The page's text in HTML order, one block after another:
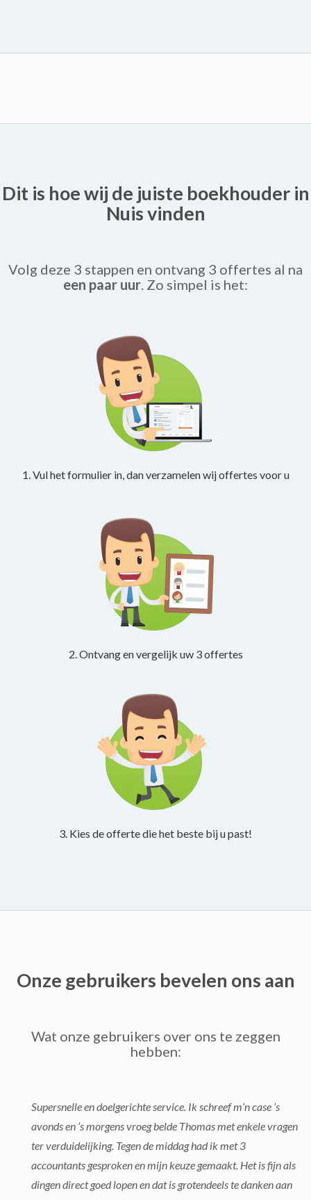
Dit is hoe wij de juiste boekhouder in
Nuis vinden
Volg deze 3 stappen en ontvang 3 offertes al na
een paar uur. Zo simpel is het:
1. Vul het formulier in, dan verzamelen wij offertes voor u
2. Ontvang en vergelijk uw 3 offertes
3. Kies de offerte die het beste bij u past!
Onze gebruikers bevelen ons aan
Wat onze gebruikers over ons te zeggen
hebben:
Supersnelle en doelgerichte service. Ik schreef m’n case ’s
avonds en ’s morgens vroeg belde Thomas met enkele vragen
ter verduidelijking. Tegen de middag had ik met 3
accountants gesproken en mijn keuze gemaakt. Het is fijn als
dingen direct goed lopen en dat is grotendeels te danken aan